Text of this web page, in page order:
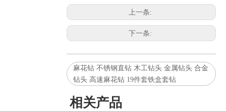
上一条:
下一条:
麻花钻 不锈钢直钻 木工钻头 金属钻头 合金
钻头 高速麻花钻 19件套铁盒套钻
相关产品